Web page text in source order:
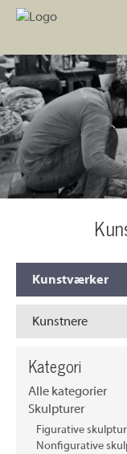
Kunstværker
Kunstnere
Kategori
Alle kategorier
Skulpturer
Figurative
Nonfigurative